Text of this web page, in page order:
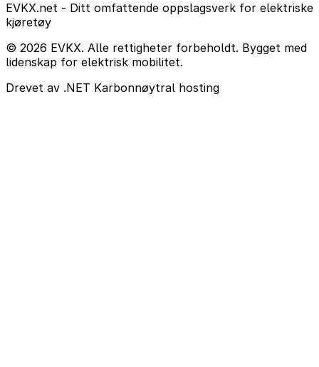
EVKX.net - Ditt omfattende oppslagsverk for elektriske
kjøretøy
© 2026 EVKX. Alle rettigheter forbeholdt. Bygget med
lidenskap for elektrisk mobilitet.
Drevet av .NET Karbonnøytral hosting